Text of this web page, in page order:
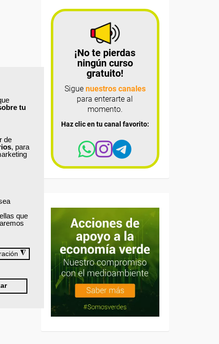
tu
de
, para
que
◮
¡No te pierdas
ningún curso
gratuito!
Sigue nuestros canales
para enterarte al
momento.
Haz clic en tu canal favorito: